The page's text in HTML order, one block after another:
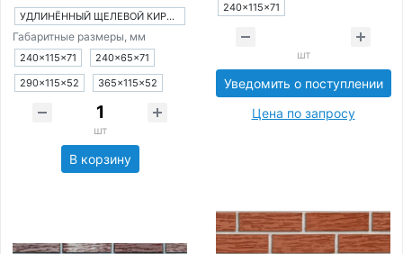
УДЛИНЁННЫЙ ЩЕЛЕВОЙ КИРПИЧ
Габаритные размеры, мм
240×115×71
240×65×71
290×115×52
365×115×52
шт
В корзину
240×115×71
шт
Уведомить о поступлении
Цена по запросу